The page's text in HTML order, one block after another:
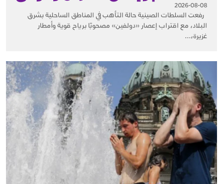
2026-08-08
رفعت السلطات الصينية حالة التأهب في المناطق الساحلية بشرق
البلاد، مع اقتراب إعصار «دولفين» مصحوبًا برياح قوية وأمطار
غزيرة،...